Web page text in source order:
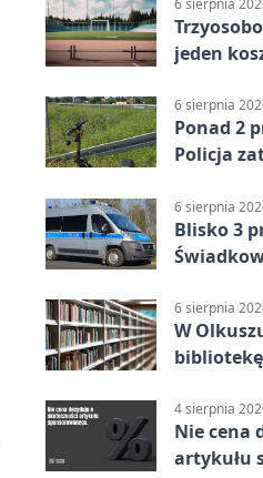
6 sierpnia
jeden
6 sierpnia
Ponad 2
Policja
6 sierpnia
Blisko 3
6 sierpnia
W
4 sierpnia
Nie cena
artykułu